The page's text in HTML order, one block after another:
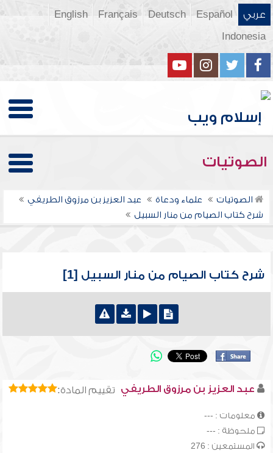
عربي Español
Deutsch
Français
English
Indonesia
الصوتيات
الصوتيات علماء ودعاة
عبد العزيز بن مرزوق الطريفي
شرح كتاب الصيام من منار السبيل
شرح كتاب الصيام من منار السبيل [1]
تقييم المادة: عبد العزيز بن مرزوق الطريفي
معلومات : ---
ملحوظة : ---
المستمعين : 276